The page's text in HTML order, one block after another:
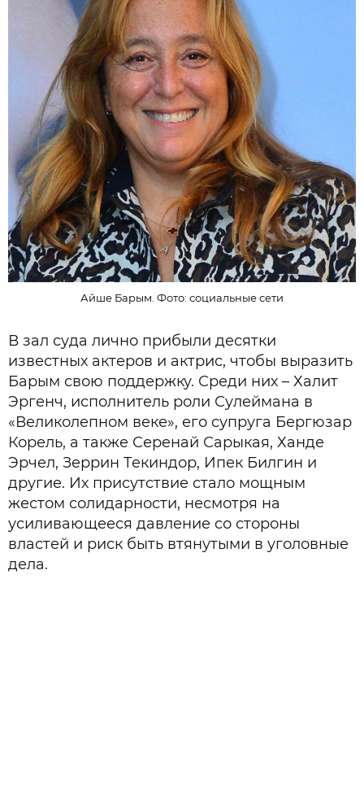
Айше Барым. Фото: социальные сети
В зал суда лично прибыли десятки
известных актеров и актрис, чтобы выразить
Барым свою поддержку. Среди них – Халит
Эргенч, исполнитель роли Сулеймана в
«Великолепном веке», его супруга Бергюзар
Корель, а также Серенай Сарыкая, Ханде
Эрчел, Зеррин Текиндор, Ипек Билгин и
другие. Их присутствие стало мощным
жестом солидарности, несмотря на
усиливающееся давление со стороны
властей и риск быть втянутыми в уголовные
дела.